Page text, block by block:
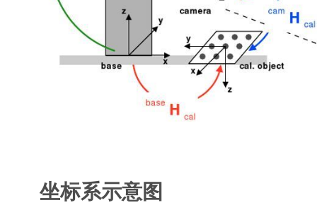
坐标系示意图